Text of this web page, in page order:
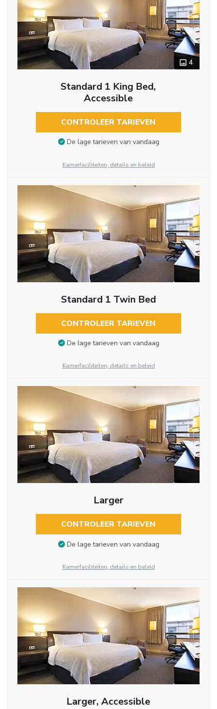
4
Standard 1 King Bed,
Accessible
CONTROLEER TARIEVEN
De lage tarieven van vandaag
Kamerfaciliteiten, details en beleid
Standard 1 Twin Bed
CONTROLEER TARIEVEN
De lage tarieven van vandaag
Kamerfaciliteiten, details en beleid
Larger
CONTROLEER TARIEVEN
De lage tarieven van vandaag
Kamerfaciliteiten, details en beleid
Larger, Accessible